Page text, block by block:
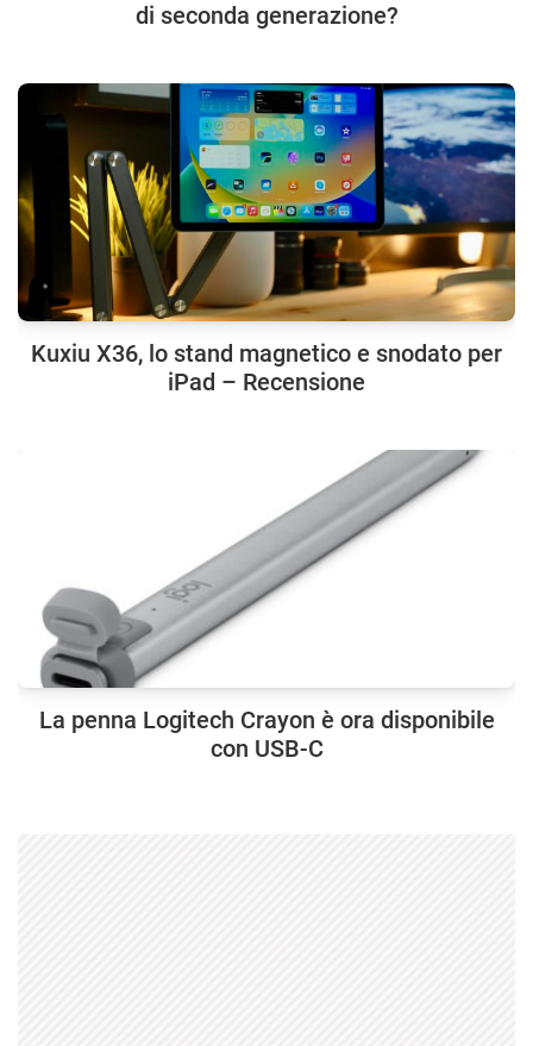
di seconda generazione?
Kuxiu X36, lo stand magnetico e snodato per
iPad – Recensione
La penna Logitech Crayon è ora disponibile
con USB-C